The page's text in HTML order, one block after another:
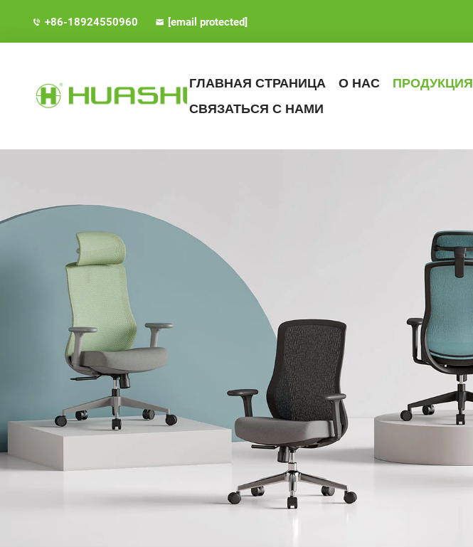
+86-18924550960 [email protected]
ГЛАВНАЯ СТРАНИЦА О НАС ПРОДУКЦИЯ
СВЯЗАТЬСЯ С НАМИ